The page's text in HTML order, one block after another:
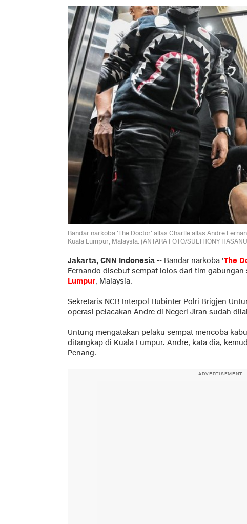
Bandar narkoba 'The Doctor' alias Charlie alias Andre
Kuala Lumpur, Malaysia. (ANTARA FOTO/SULTHONY
Jakarta, CNN Indonesia -- Bandar narkoba 'The
Fernando disebut sempat lolos dari tim
Lumpur, Malaysia.
Sekretaris NCB Interpol Hubinter Polri Brigjen
operasi pelacakan Andre di Negeri Jiran sudah
Untung mengatakan pelaku sempat mencoba
ditangkap di Kuala Lumpur. Andre, kata dia,
Penang.
ADVERTISEMENT